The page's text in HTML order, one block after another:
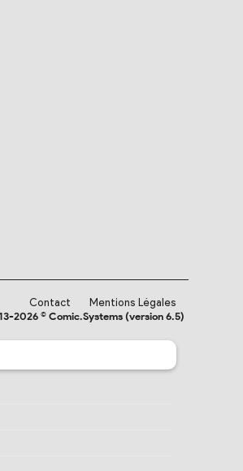
Contact
Mentions Légales
2026 © Comic.Systems (version 6.5)